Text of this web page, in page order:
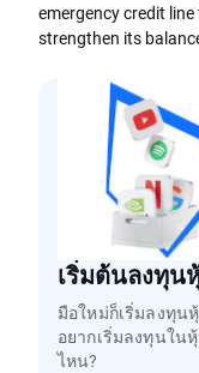
emergency credit
strengthen its
เริ่มต้นลงทุน
มือใหม่ก็เริ่มลงทุน
อยากเริ่มลงทุนใน
ไหน?